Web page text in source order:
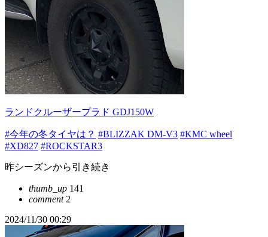
ランドクルーザープラド GDJ150W
#今年の冬タイヤは？ #BLIZZAK DM-V3 #KMC wheel
#XD827 #ROCKSTAR3
昨シーズンから引き続き
thumb_up 141
comment2
2024/11/30 00:29